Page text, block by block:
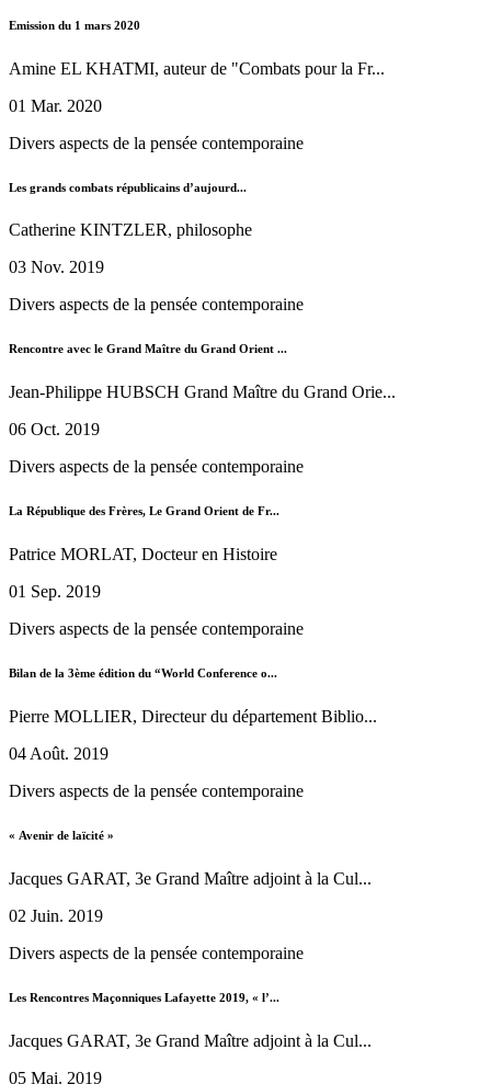
Emission du 1 mars 2020
Amine EL KHATMI, auteur de "Combats pour la Fr...
01 Mar. 2020
Divers aspects de la pensée contemporaine
Les grands combats républicains d’aujourd...
Catherine KINTZLER, philosophe
03 Nov. 2019
Divers aspects de la pensée contemporaine
Rencontre avec le Grand Maître du Grand Orient ...
Jean-Philippe HUBSCH Grand Maître du Grand Orie...
06 Oct. 2019
Divers aspects de la pensée contemporaine
La République des Frères, Le Grand Orient de Fr...
Patrice MORLAT, Docteur en Histoire
01 Sep. 2019
Divers aspects de la pensée contemporaine
Bilan de la 3ème édition du “World Conference o...
Pierre MOLLIER, Directeur du département Biblio...
04 Août. 2019
Divers aspects de la pensée contemporaine
« Avenir de laïcité »
Jacques GARAT, 3e Grand Maître adjoint à la Cul...
02 Juin. 2019
Divers aspects de la pensée contemporaine
Les Rencontres Maçonniques Lafayette 2019, « l’...
Jacques GARAT, 3e Grand Maître adjoint à la Cul...
05 Mai. 2019